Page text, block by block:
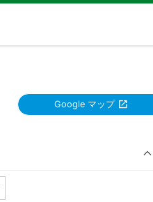
Google マップ